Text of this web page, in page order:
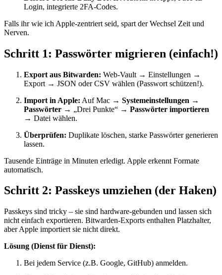
Login, integrierte 2FA-Codes.
Falls ihr wie ich Apple-zentriert seid, spart der Wechsel Zeit und
Nerven.
Schritt 1: Passwörter migrieren (einfach!)
Export aus Bitwarden: Web-Vault → Einstellungen →
Export → JSON oder CSV wählen (Passwort schützen!).
Import in Apple: Auf Mac → Systemeinstellungen →
Passwörter → „Drei Punkte“ → Passwörter importieren
→ Datei wählen.
Überprüfen: Duplikate löschen, starke Passwörter generieren
lassen.
Tausende Einträge in Minuten erledigt. Apple erkennt Formate
automatisch.
Schritt 2: Passkeys umziehen (der Haken)
Passkeys sind tricky – sie sind hardware-gebunden und lassen sich
nicht einfach exportieren. Bitwarden-Exports enthalten Platzhalter,
aber Apple importiert sie nicht direkt.
Lösung (Dienst für Dienst):
Bei jedem Service (z.B. Google, GitHub) anmelden.